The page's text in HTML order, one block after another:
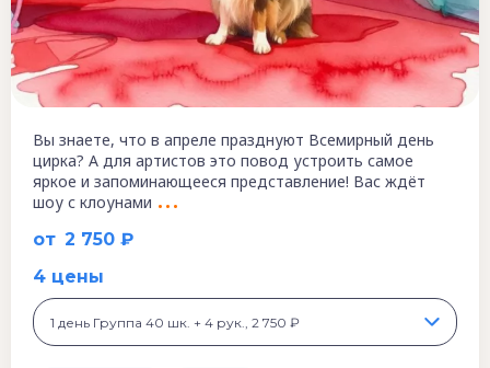
от 2 750 ₽
Вы знаете, что в апреле празднуют Всемирный день
цирка? А для артистов это повод устроить самое
яркое и запоминающееся представление! Вас ждёт
шоу с клоунами
4 цены
1 день Группа 40 шк. + 4 рук., 2 750 ₽